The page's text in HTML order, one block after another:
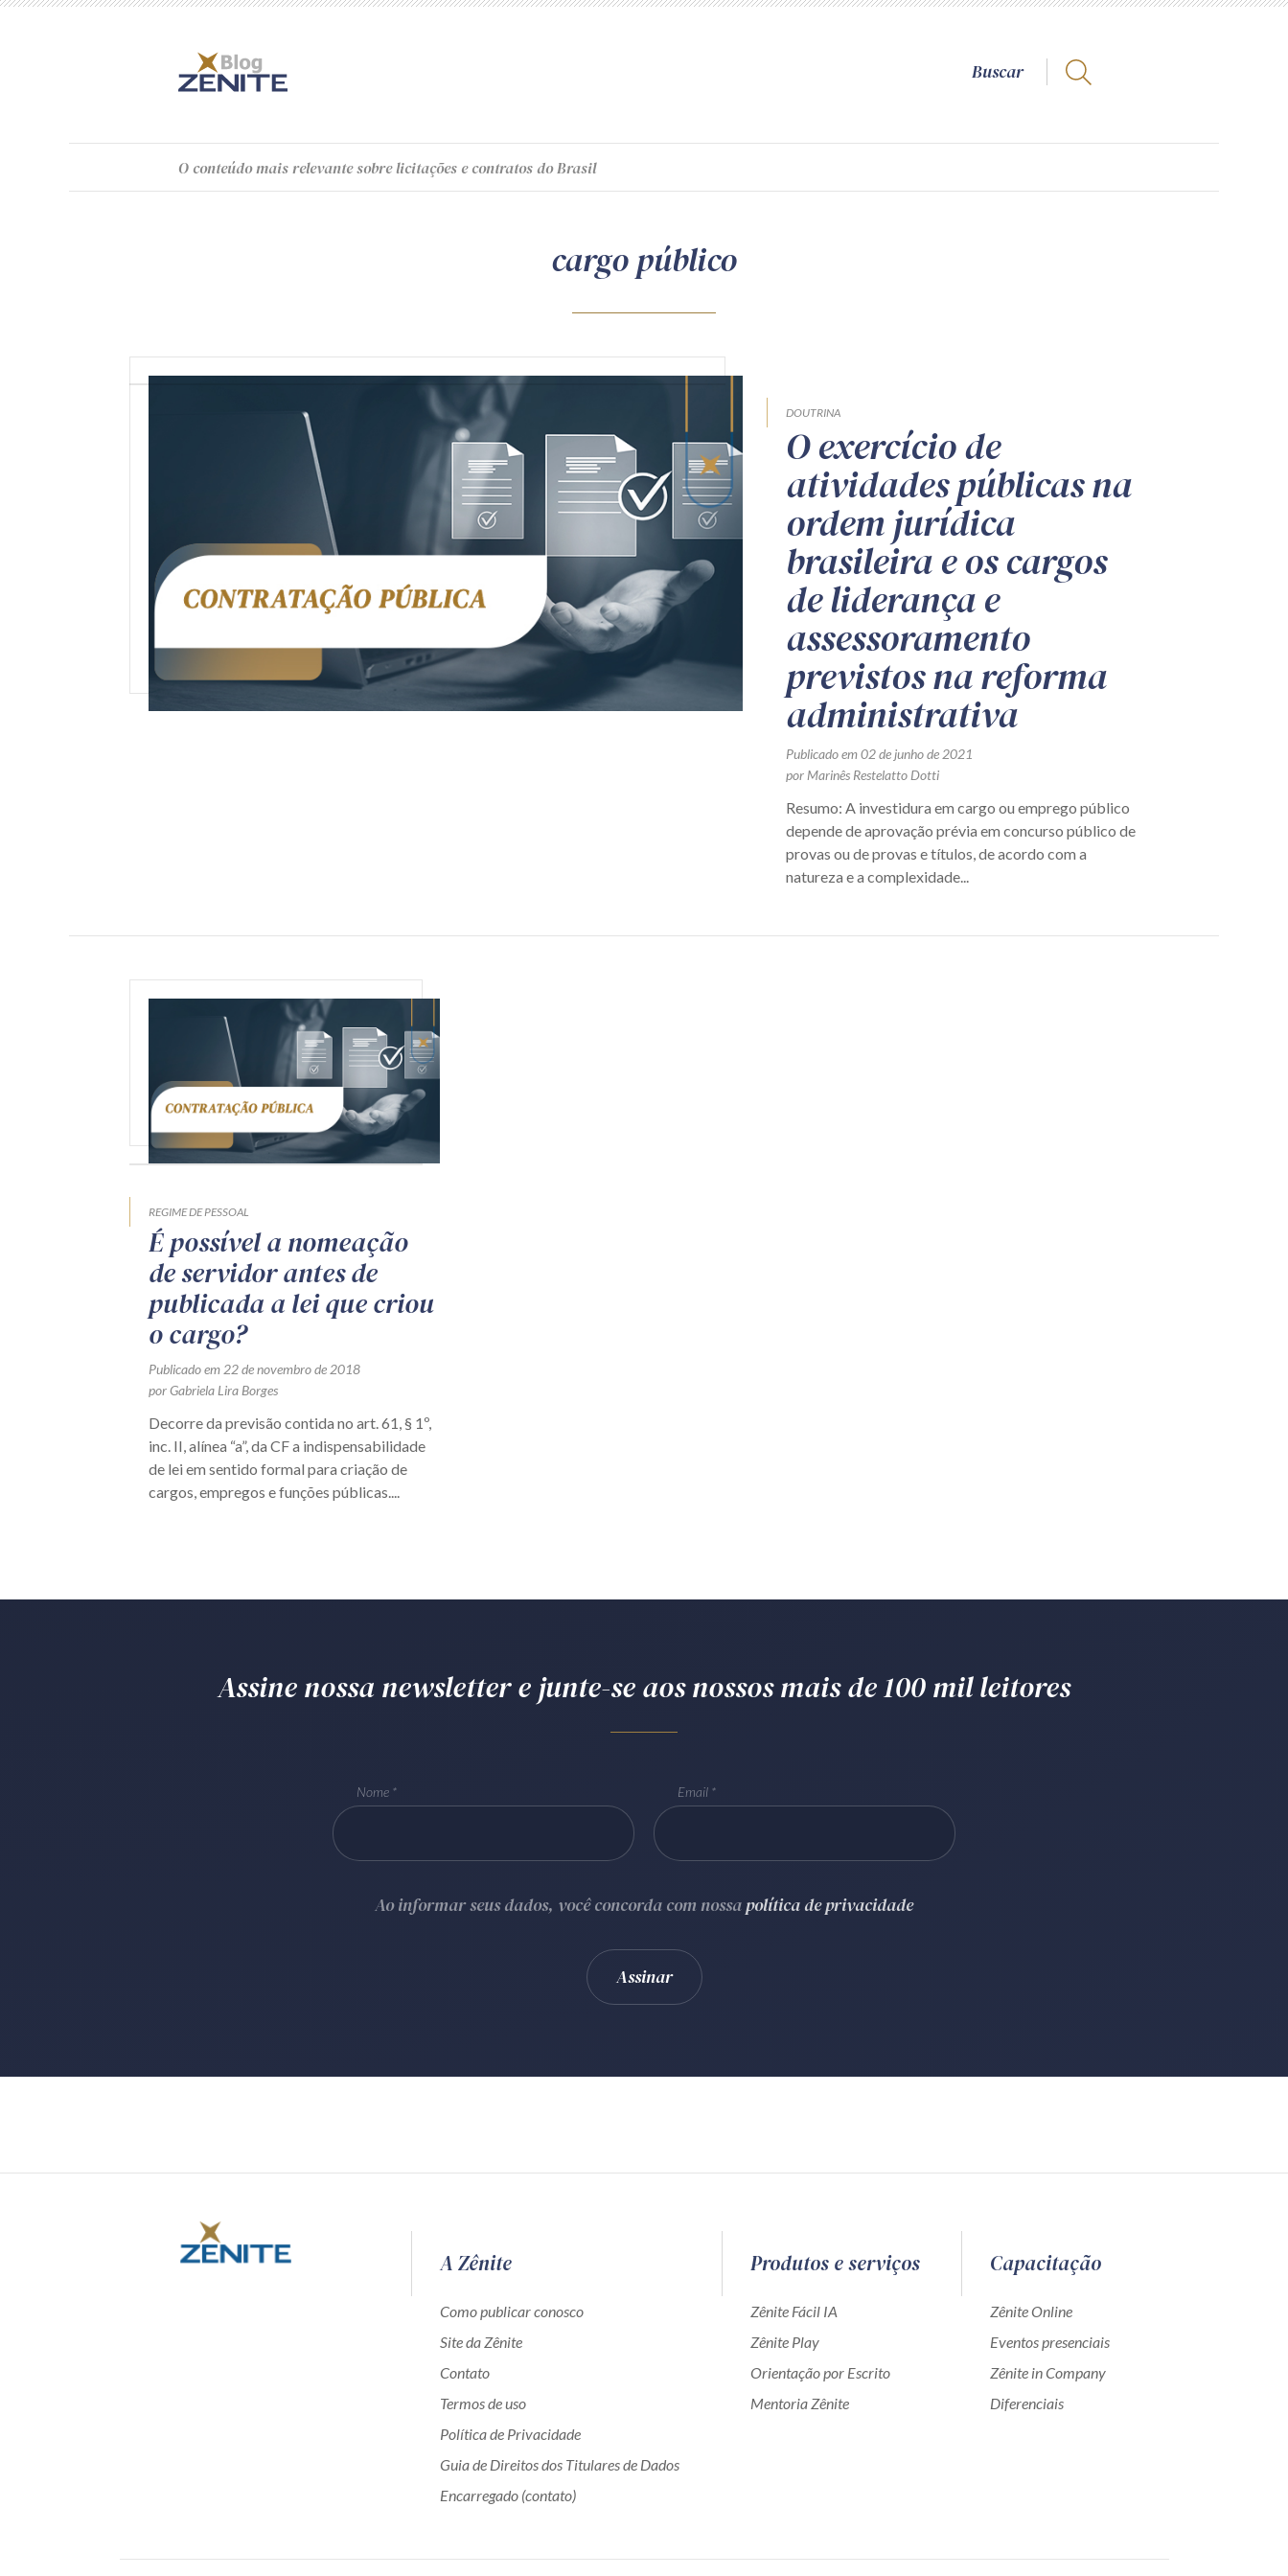
O conteúdomais relevante sobre licitações e contratos do Brasil
cargo público
DOUTRINA
O exercício de
atividades públicas na
ordem jurídica
brasileira e os cargos
de liderança e
assessoramento
previstos na reforma
administrativa
Publicado em 02 de junho de 2021
por Marinês Restelatto Dotti
Resumo: A investidura em cargo ou emprego público
depende de aprovação prévia em concurso público de
provas ou de provas e títulos, de acordo com a
natureza e a complexidade...
REGIME DE PESSOAL
É possível a nomeação
de servidor antes de
publicada a lei que criou
o cargo?
Publicado em 22 de novembro de 2018
por Gabriela Lira Borges
Decorre da previsão contida no art. 61, § 1º,
inc. II, alínea “a”, da CF a indispensabilidade
de lei em sentido formal para criação de
cargos, empregos e funções públicas....
Assine nossa newsletter e junte-se aos nossos mais de 100 mil leitores
Nome Email
Ao informar seus dados, você concorda com nossapolítica de privacidade
A Zênite
Como publicar conosco
Site da Zênite
Contato
Termos de uso
Política de Privacidade
Guia de Direitos dos Titulares de Dados
Encarregado (contato)
Produtos e serviços
Zênite Fácil IA
Zênite Play
Orientação por Escrito
Mentoria Zênite
Capacitação
Zênite Online
Eventos presenciais
Zênite in Company
Diferenciais